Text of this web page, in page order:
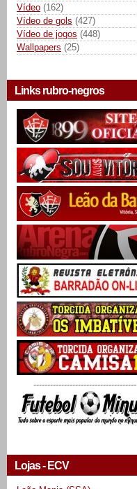
Vídeo (162)
Vídeo de gols (427)
Vídeo de jogos (448)
Wallpapers (25)
Links rubro-negros
-------------------------------------
Lojas - ECV